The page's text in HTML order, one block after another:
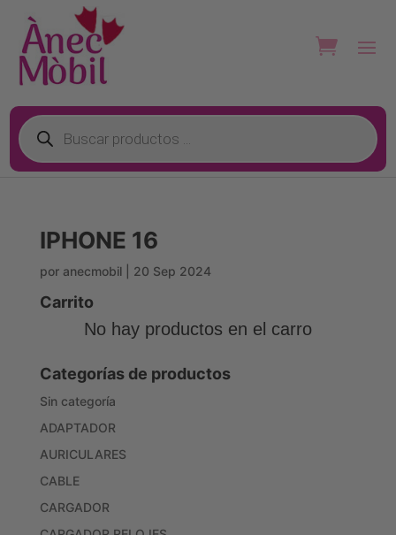
Búsqueda
de
productos
IPHONE 16
por anecmobil| 20 Sep 2024
Carrito
No hay productos en el carro
Categorías de productos
Sin categoría
ADAPTADOR
AURICULARES
CABLE
CARGADOR